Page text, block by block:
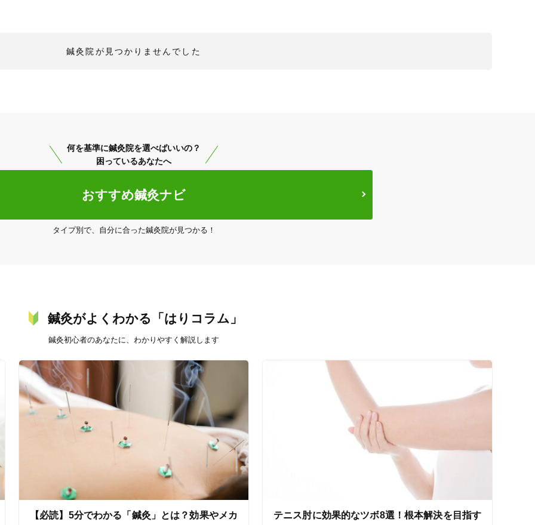
鍼灸院が見つかりませんでした
何を基準に鍼灸院を選べばいいの？
困っているあなたへ
おすすめ鍼灸ナビ
タイプ別で、自分に合った鍼灸院が見つかる！
鍼灸がよくわかる「はりコラム」
鍼灸初心者のあなたに、わかりやすく解説します
【必読】5分でわかる「鍼灸」とは？効果やメカ テニス肘に効果的なツボ8選！根本解決を目指す